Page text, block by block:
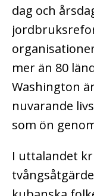
dag och
mer än 80
Washington
nuvarande
som ön
I uttalandet